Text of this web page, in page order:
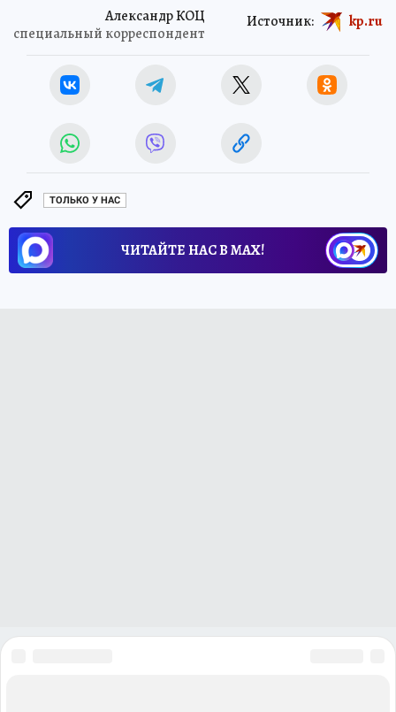
Александр КОЦ
специальный корреспондент
Источник: kp.ru
ТОЛЬКО У НАС
ЧИТАЙТЕ НАС В МАХ!